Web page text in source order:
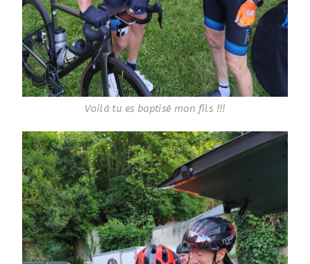
Voilà tu es baptisé mon fils !!!